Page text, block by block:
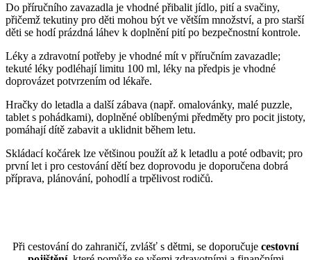
Do příručního zavazadla je vhodné přibalit jídlo, pití a svačiny,
přičemž tekutiny pro děti mohou být ve větším množství, a pro starší
děti se hodí prázdná láhev k doplnění pití po bezpečnostní kontrole.
Léky a zdravotní potřeby je vhodné mít v příručním zavazadle;
tekuté léky podléhají limitu 100 ml, léky na předpis je vhodné
doprovázet potvrzením od lékaře.
Hračky do letadla a další zábava (např. omalovánky, malé puzzle,
tablet s pohádkami), doplněné oblíbenými předměty pro pocit jistoty,
pomáhají dítě zabavit a uklidnit během letu.
Skládací kočárek lze většinou použít až k letadlu a poté odbavit; pro
první let i pro cestování dětí bez doprovodu je doporučena dobrá
příprava, plánování, pohodlí a trpělivost rodičů.
Při cestování do zahraničí, zvlášť s dětmi, se doporučuje cestovní